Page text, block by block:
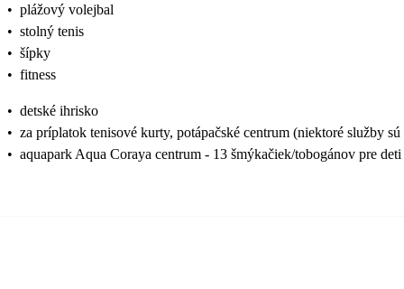
• plážový volejbal
• stolný tenis
• šípky
• fitness
• detské ihrisko
• za príplatok tenisové kurty, potápačské centrum (niektoré služby
• aquapark Aqua Coraya centrum - 13 šmýkačiek/tobogánov pre